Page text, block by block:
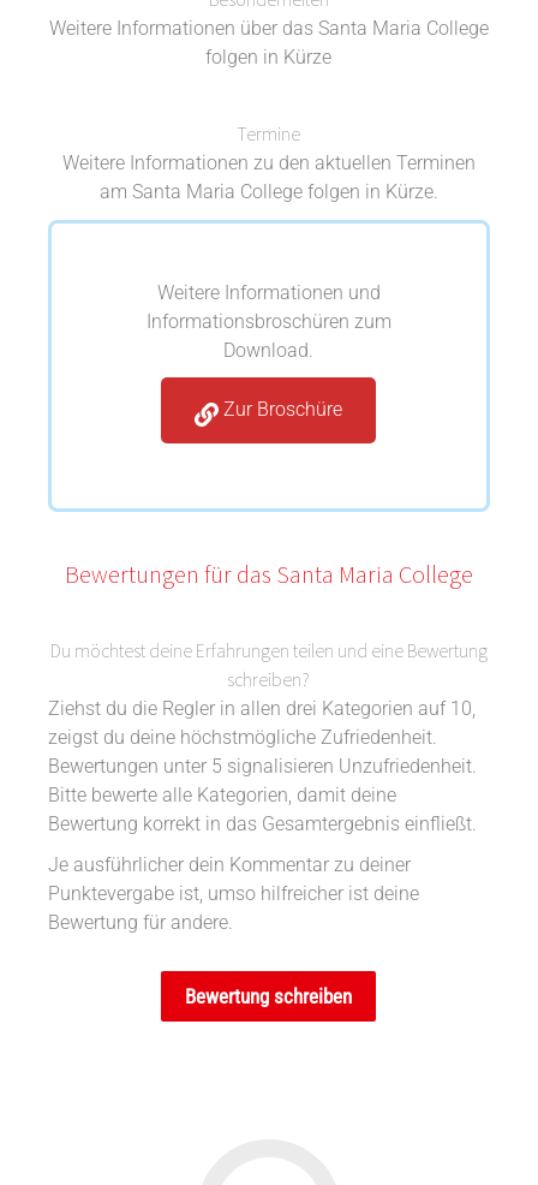
Weitere Informationen über das Santa Maria College
folgen in Kürze
Termine
Weitere Informationen zu den aktuellen Terminen
am Santa Maria College folgen in Kürze.
Weitere Informationen und
Informationsbroschüren zum
Download.
Zur Broschüre
Bewertungen für das Santa Maria College
Du möchtest deine Erfahrungen teilen und eine Bewertung
schreiben?
Ziehst du die Regler in allen drei Kategorien auf 10,
zeigst du deine höchstmögliche Zufriedenheit.
Bewertungen unter 5 signalisieren Unzufriedenheit.
Bitte bewerte alle Kategorien, damit deine
Bewertung korrekt in das Gesamtergebnis einfließt.
Je ausführlicher dein Kommentar zu deiner
Punktevergabe ist, umso hilfreicher ist deine
Bewertung für andere.
Bewertung schreiben